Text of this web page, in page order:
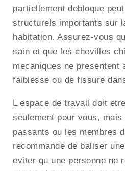
partiellement debloque
structurels importants sur
habitation. Assurez-vous
sain et que les chevilles
mecaniques ne presentent
faiblesse ou de fissure
L espace de travail doit
seulement pour vous,
passants ou les membres
recommande de baliser
eviter qu une personne ne